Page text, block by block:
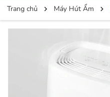
Trang chủ Máy Hút Ẩm